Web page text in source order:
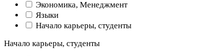
Экономика, Менеджмент
Языки
Начало карьеры, студенты
Начало карьеры, студенты